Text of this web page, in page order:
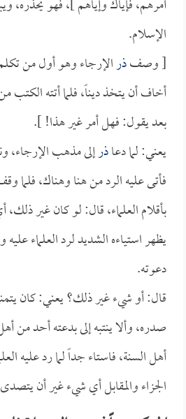
أمرهم، فإياك وإياهم ]، فهو يحذره،
الإسلام.
[ وصفذرالإرجاء وهو أول من
أخاف أن يتخذ ديناً، فلما أتته الكتب
بعد يقول: فهل أمر غير هذا! ].
يعني: لما دعاذرإلى مذهب الإرجاء،
فأتى عليه الرد من هنا وهناك، فلما
بأقلام العلماء، قال: لو كان غير
يظهر استياءه الشديد لرد العلماء
دعوته.
قال: أو شيء غير ذلك؟ يعني: كان
صدره، وألا ينتبه إلى بدعته أحد من
أهل السنة، فاستاء جداً لما رد عليه
الجزاء والمقابل أي شيء غير أن